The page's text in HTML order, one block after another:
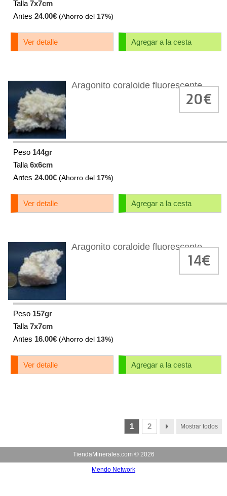
Talla 7x7cm
Antes 24.00€ (Ahorro del 17%)
Agregar a la cesta
Ver detalle
Aragonito coraloide fluorescente
20€
Peso 144gr
Talla 6x6cm
Antes 24.00€ (Ahorro del 17%)
Agregar a la cesta
Ver detalle
Aragonito coraloide fluorescente
14€
Peso 157gr
Talla 7x7cm
Antes 16.00€ (Ahorro del 13%)
Agregar a la cesta
Ver detalle
Mostrar todos
1 2
TiendaMinerales.com © 2026
Mendo Network